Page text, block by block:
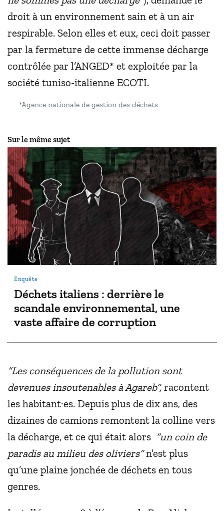
droit à un environnement sain et à un air
respirable. Selon elles et eux, ceci doit passer
par la fermeture de cette immense décharge
contrôlée par l’ANGED* et exploitée par la
société tuniso-italienne ECOTI.
*Agence nationale de gestion des déchets
Sur le même sujet
Enquête
Déchets italiens : derrière le
scandale environnemental, une
vaste affaire de corruption
“Les conséquences de la pollution sont
devenues insoutenables à Agareb”, racontent
les habitant·es. Depuis plus de dix ans, des
dizaines de camions remontent la colline vers
la décharge, et ce qui était alors “un coin de
paradis au milieu des oliviers”n’est plus
qu’une plaine jonchée de déchets en tous
genres.